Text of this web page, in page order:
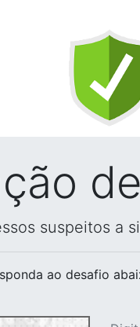
suspeitos a
ao desafio